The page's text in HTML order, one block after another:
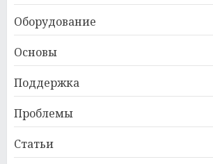
Оборудование
Основы
Поддержка
Проблемы
Статьи